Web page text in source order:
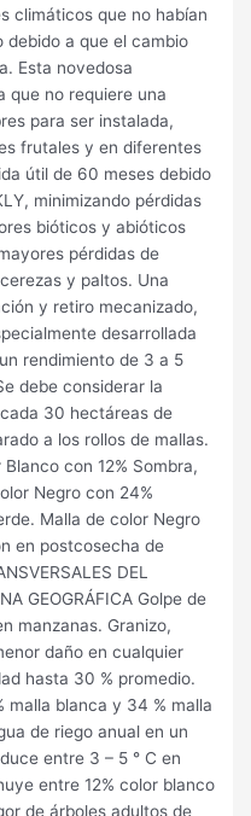
climáticos que no habían
debido a que el cambio
Esta novedosa
que no requiere una
para ser instalada,
frutales y en diferentes
útil de 60 meses debido
minimizando pérdidas
bióticos y abióticos
pérdidas de
y paltos. Una
y retiro mecanizado,
desarrollada
rendimiento de 3 a 5
debe considerar la
30 hectáreas de
a los rollos de mallas.
con 12% Sombra,
Negro con 24%
Malla de color Negro
en postcosecha de
DEL
GEOGRÁFICA Golpe de
manzanas. Granizo,
daño en cualquier
hasta 30 % promedio.
malla blanca y 34 % malla
de riego anual en un
entre 3 – 5 ° C en
entre 12% color blanco
de árboles adultos de